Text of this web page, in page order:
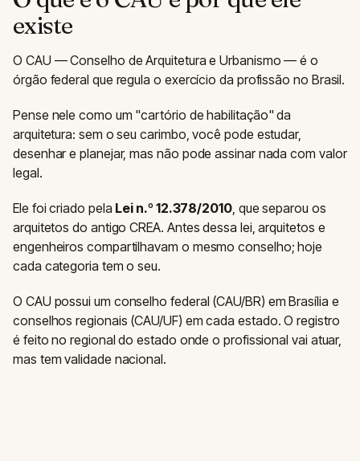
existe
O CAU — Conselho de Arquitetura e Urbanismo — é o
órgão federal que regula o exercício da profissão no Brasil.
Pense nele como um "cartório de habilitação" da
arquitetura: sem o seu carimbo, você pode estudar,
desenhar e planejar, mas não pode assinar nada com valor
legal.
Ele foi criado pela Lei n.º 12.378/2010, que separou os
arquitetos do antigo CREA. Antes dessa lei, arquitetos e
engenheiros compartilhavam o mesmo conselho; hoje
cada categoria tem o seu.
O CAU possui um conselho federal (CAU/BR) em Brasília e
conselhos regionais (CAU/UF) em cada estado. O registro
é feito no regional do estado onde o profissional vai atuar,
mas tem validade nacional.